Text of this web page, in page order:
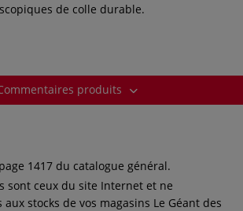
de colle durable.
produits
1417 du catalogue général.
sont ceux du site Internet et ne
stocks de vos magasins Le Géant des